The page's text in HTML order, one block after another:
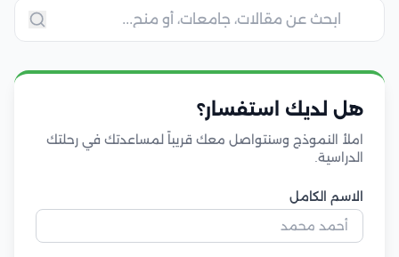
هل لديك استفسار؟
املأ النموذج وسنتواصل معك قريباً لمساعدتك في رحلتك
الدراسية.
الاسم الكامل